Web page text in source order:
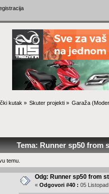
kutak » Skuter projekti» Garaža
Tema: Runner sp50 from
temu.
Odg: Runner sp50 from
« Odgovori #40 : 05